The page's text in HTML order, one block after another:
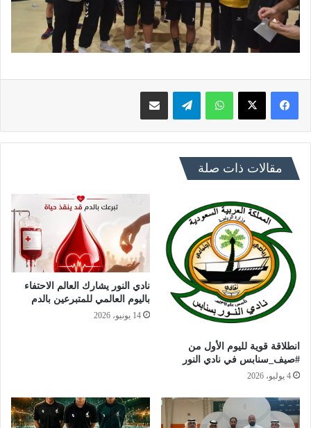
فيسبوك X واتساب تيلقرام
مقالات ذات صلة
انطلاقة قوية لليوم الأول من
#صيف_سنابس في نادي النور
4 يوليو، 2026
نادي النور يشارك العالم الاحتفاء
باليوم العالمي للمتبرعين بالدم
14 يونيو، 2026